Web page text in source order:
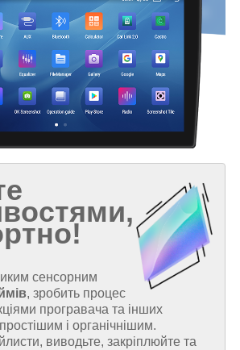
сенсорним
, зробить процес
програвача та інших
і органічнішим.
виводьте, закріплюйте та